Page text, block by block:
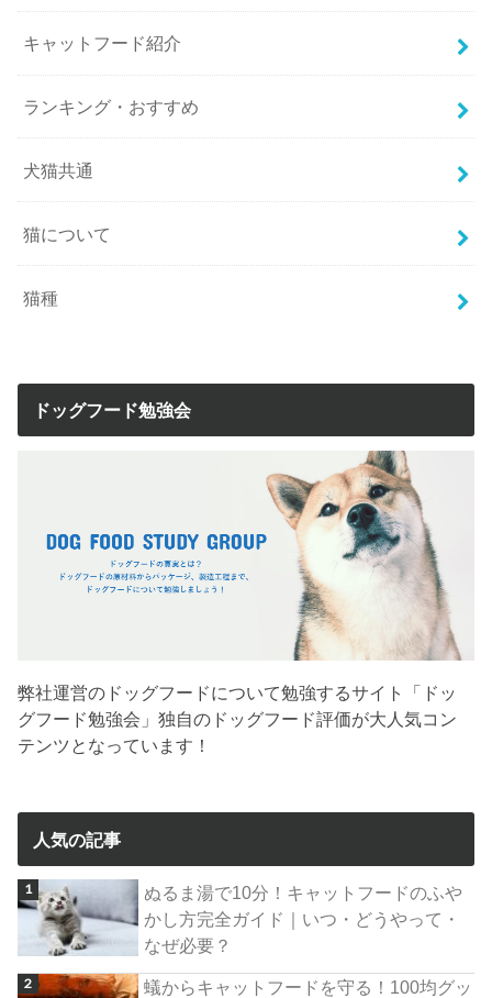
キャットフード紹介
ランキング・おすすめ
犬猫共通
猫について
猫種
ドッグフード勉強会
弊社運営のドッグフードについて勉強するサイト「ドッ
グフード勉強会」独自のドッグフード評価が大人気コン
テンツとなっています！
人気の記事
ぬるま湯で10分！キャットフードのふや
かし方完全ガイド｜いつ・どうやって・
なぜ必要？
蟻からキャットフードを守る！100均グッ